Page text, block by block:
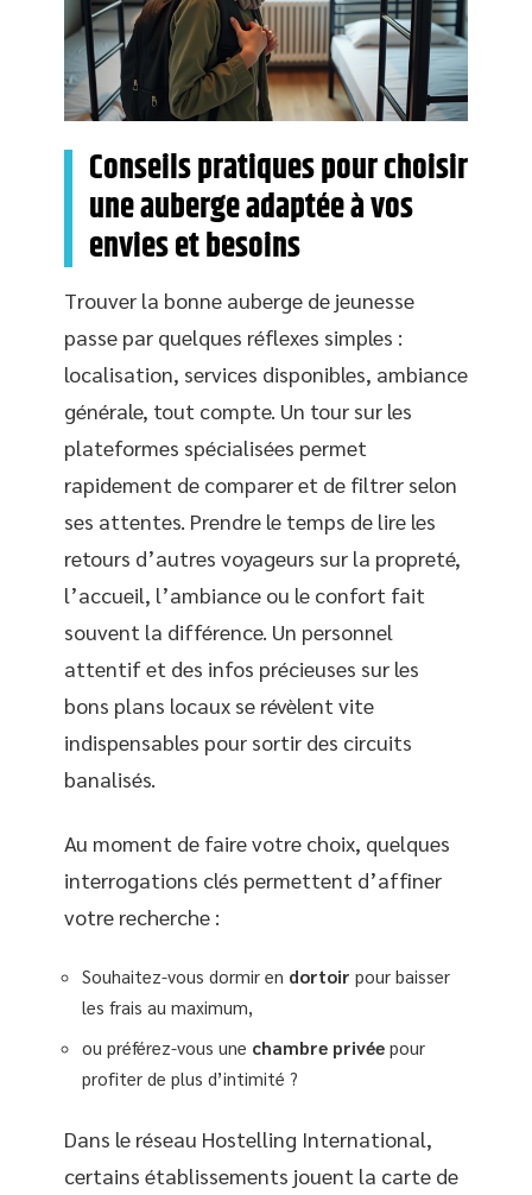
Conseils pratiques pour choisir
une auberge adaptée à vos
envies et besoins
Trouver la bonne auberge de jeunesse
passe par quelques réflexes simples :
localisation, services disponibles, ambiance
générale, tout compte. Un tour sur les
plateformes spécialisées permet
rapidement de comparer et de filtrer selon
ses attentes. Prendre le temps de lire les
retours d’autres voyageurs sur la propreté,
l’accueil, l’ambiance ou le confort fait
souvent la différence. Un personnel
attentif et des infos précieuses sur les
bons plans locaux se révèlent vite
indispensables pour sortir des circuits
banalisés.
Au moment de faire votre choix, quelques
interrogations clés permettent d’affiner
votre recherche :
Souhaitez-vous dormir en dortoir pour baisser
les frais au maximum,
ou préférez-vous une chambre privée pour
profiter de plus d’intimité ?
Dans le réseau Hostelling International,
certains établissements jouent la carte de